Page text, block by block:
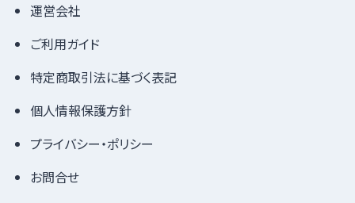
運営会社
ご利用ガイド
特定商取引法に基づく表記
個人情報保護方針
プライバシー・ポリシー
お問合せ